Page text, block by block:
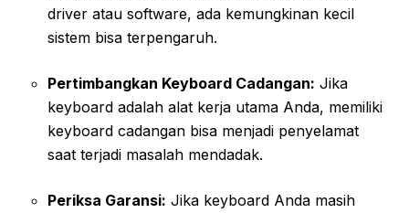
driver atau software, ada kemungkinan kecil
sistem bisa terpengaruh.
Pertimbangkan Keyboard Cadangan: Jika
keyboard adalah alat kerja utama Anda, memiliki
keyboard cadangan bisa menjadi penyelamat
saat terjadi masalah mendadak.
Periksa Garansi: Jika keyboard Anda masih